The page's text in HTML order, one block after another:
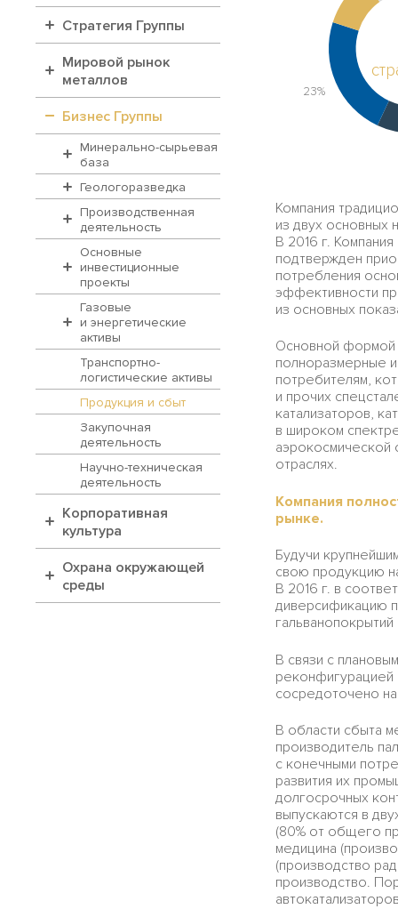
Стратегия Группы
Мировой рынок
металлов
Бизнес Группы
Минерально-сырьевая
база
Геологоразведка
Производственная
деятельность
Основные
инвестиционные
проекты
Газовые
и энергетические
активы
Транспортно-
логистические активы
Продукция и сбыт
Закупочная
деятельность
Научно-техническая
деятельность
Корпоративная
культура
Охрана окружающей
среды
23%
Компания
из двух основных
В 2016 г.
подтвержден
потребления
эффективности
из основных
Основной формой
полноразмерные
потребителям,
и прочих
катализаторов,
в широком
аэрокосмической
отраслях.
Компания
рынке.
Будучи
свою продукцию
В 2016 г. в
диверсификацию
В связи с
реконфигурацией
сосредоточено
В области сбыта
производитель
с конечными
развития их
долгосрочных
выпускаются в
(80% от общего
медицина
(производство
производство.